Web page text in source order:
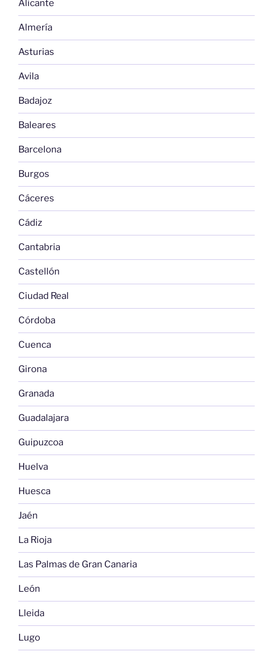
Alicante
Almería
Asturias
Avila
Badajoz
Baleares
Barcelona
Burgos
Cáceres
Cádiz
Cantabria
Castellón
Ciudad Real
Córdoba
Cuenca
Girona
Granada
Guadalajara
Guipuzcoa
Huelva
Huesca
Jaén
La Rioja
Las Palmas de Gran Canaria
León
Lleida
Lugo